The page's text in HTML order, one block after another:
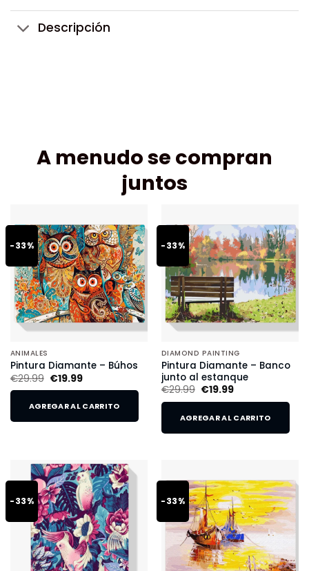
Descripción
A menudo se compran
juntos
-33%
ANIMALES
Pintura Diamante – Búhos
€29.99 €19.99
AGREGAR AL CARRITO
-33%
DIAMOND PAINTING
Pintura Diamante – Banco
junto al estanque
€29.99 €19.99
AGREGAR AL CARRITO
-33% -33%